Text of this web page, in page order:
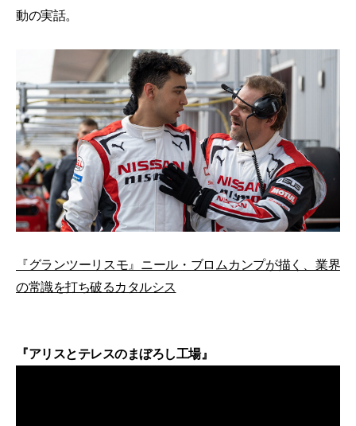
動の実話。
『グランツーリスモ』ニール・ブロムカンプが描く、業界
の常識を打ち破るカタルシス
『アリスとテレスのまぼろし工場』